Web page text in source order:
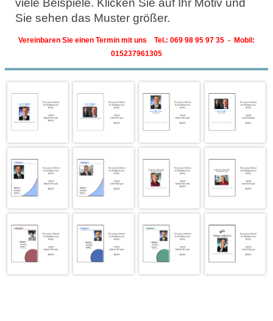
viele Beispiele. Klicken Sie auf Ihr Motiv und
Sie sehen das Muster größer.
Vereinbaren Sie einen Termin mit uns Tel.: 069 98 95 97 35 - Mobil:
015237961305